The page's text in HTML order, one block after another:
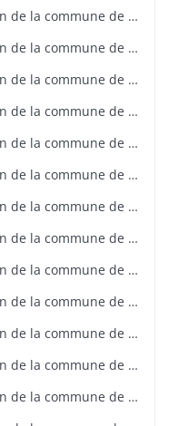
Blotzheim : plan et arpentage du ban de la commune de Blotzheim (plan dressé sur ordre de l'intendant vers 1765)
Blotzheim : plan et arpentage du ban de la commune de Blotzheim (plan dressé sur ordre de l'intendant vers 1765)
Blotzheim : plan et arpentage du ban de la commune de Blotzheim (plan dressé sur ordre de l'intendant vers 1765)
Blotzheim : plan et arpentage du ban de la commune de Blotzheim (plan dressé sur ordre de l'intendant vers 1765)
Blotzheim : plan et arpentage du ban de la commune de Blotzheim (plan dressé sur ordre de l'intendant vers 1765)
Blotzheim : plan et arpentage du ban de la commune de Blotzheim (plan dressé sur ordre de l'intendant vers 1765)
Blotzheim : plan et arpentage du ban de la commune de Blotzheim (plan dressé sur ordre de l'intendant vers 1765)
Blotzheim : plan et arpentage du ban de la commune de Blotzheim (plan dressé sur ordre de l'intendant vers 1765)
Blotzheim : plan et arpentage du ban de la commune de Blotzheim (plan dressé sur ordre de l'intendant vers 1765)
Blotzheim : plan et arpentage du ban de la commune de Blotzheim (plan dressé sur ordre de l'intendant vers 1765)
Blotzheim : plan et arpentage du ban de la commune de Blotzheim (plan dressé sur ordre de l'intendant vers 1765)
Blotzheim : plan et arpentage du ban de la commune de Blotzheim (plan dressé sur ordre de l'intendant vers 1765)
Blotzheim : plan et arpentage du ban de la commune de Blotzheim (plan dressé sur ordre de l'intendant vers 1765)